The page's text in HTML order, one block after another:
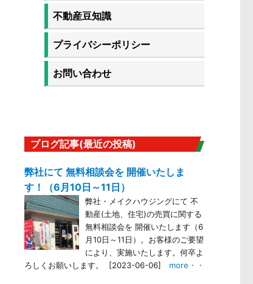
不動産豆知識
プライバシーポリシー
お問い合わせ
ブログ記事(最近の投稿)
弊社にて 無料相談会を 開催いたしま
す！（6月10日～11日）
弊社・メイクハウジングにて 不
動産(土地、住宅)の売買に関する
無料相談会を 開催いたします（6
月10日～11日）。お客様のご要望
により、実施いたします。何卒よ
ろしくお願いします。
[2023-06-06] more・・